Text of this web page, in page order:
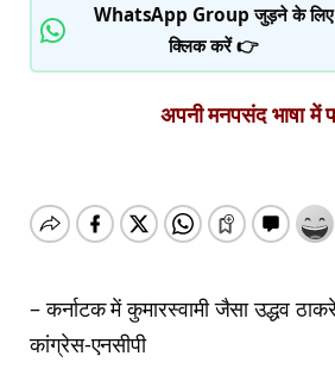
WhatsApp Group जुड़ने के लिए
क्लिक करें 👉
अपनी मनपसंद भाषा में
– कर्नाटक में कुमारस्वामी जैसा उद्धव
कांग्रेस-एनसीपी